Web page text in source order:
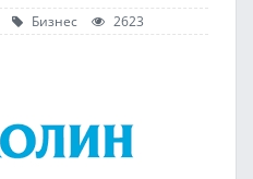
Бизнес 2623